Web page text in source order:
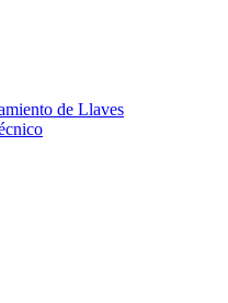
de Llaves